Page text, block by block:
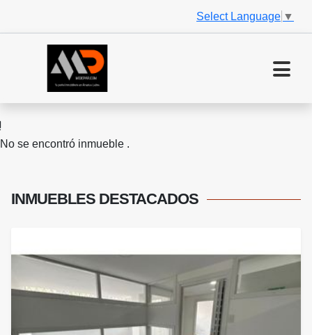
Select Language ▼
No se encontró inmueble .
INMUEBLES DESTACADOS